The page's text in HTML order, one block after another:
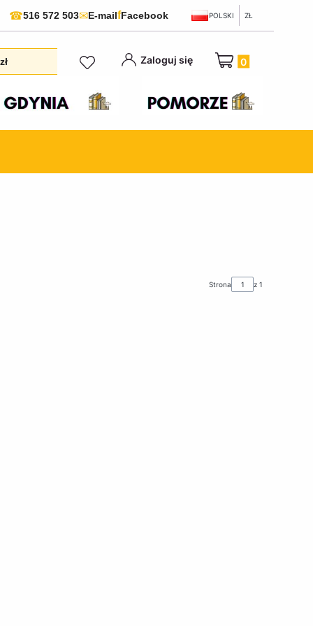
☎516 572 503✉E-mailfFacebook POLSKI ZŁ
Zaloguj się Produkty w
Strona z 1